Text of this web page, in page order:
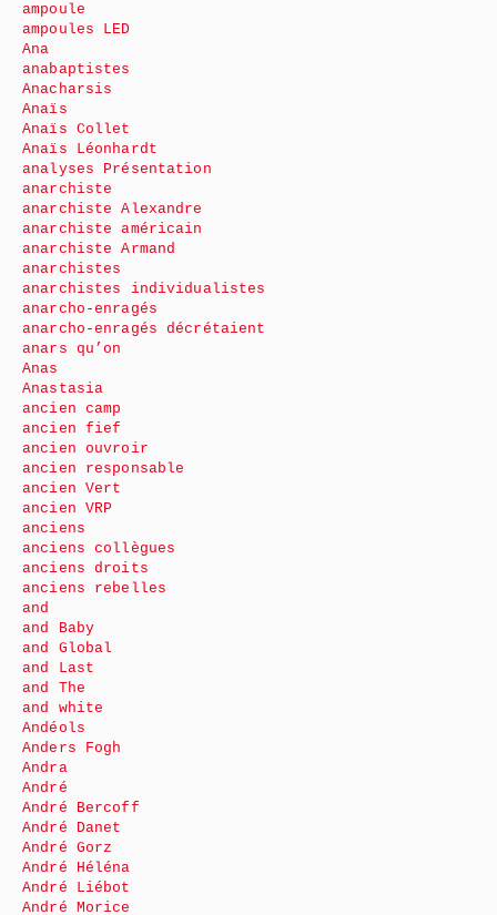
ampoule
ampoules LED
Ana
anabaptistes
Anacharsis
Anaïs
Anaïs Collet
Anaïs Léonhardt
analyses Présentation
anarchiste
anarchiste Alexandre
anarchiste américain
anarchiste Armand
anarchistes
anarchistes individualistes
anarcho-enragés
anarcho-enragés décrétaient
anars qu’on
Anas
Anastasia
ancien camp
ancien fief
ancien ouvroir
ancien responsable
ancien Vert
ancien VRP
anciens
anciens collègues
anciens droits
anciens rebelles
and
and Baby
and Global
and Last
and The
and white
Andéols
Anders Fogh
Andra
André
André Bercoff
André Danet
André Gorz
André Héléna
André Liébot
André Morice